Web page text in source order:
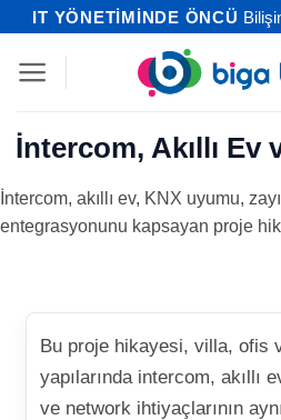
İçeriğeIT YÖNETİMİNDE ÖNCÜ
İntercom, Akıllı Ev
İntercom, akıllı ev, KNX uyumu,
entegrasyonunu kapsayan proje
Bu proje hikayesi, villa, ofis
yapılarında intercom, akıllı
ve network ihtiyaçlarının